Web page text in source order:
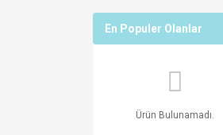
En Populer Olanlar
Ürün Bulunamadı.